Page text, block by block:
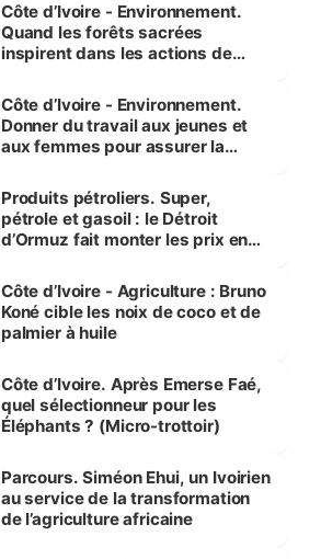
Côte d’Ivoire - Environnement.
Quand les forêts sacrées
inspirent dans les actions de
Côte d’Ivoire - Environnement.
Donner du travail aux jeunes et
aux femmes pour assurer la
menacées
Produits pétroliers. Super,
pétrole et gasoil : le Détroit
d’Ormuz fait monter les prix en
Côte d’Ivoire - Agriculture : Bruno
Koné cible les noix de coco et de
palmier à huile
Côte d’Ivoire. Après Emerse Faé,
quel sélectionneur pour les
Éléphants ? (Micro-trottoir)
Parcours. Siméon Ehui, un Ivoirien
au service de la transformation
de l’agriculture africaine